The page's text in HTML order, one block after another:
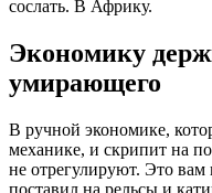
сослать. В Африку.
Экономику
умирающего
В ручной экономике,
механике, и скрипит на
не отрегулируют. Это
поставил на рельсы и